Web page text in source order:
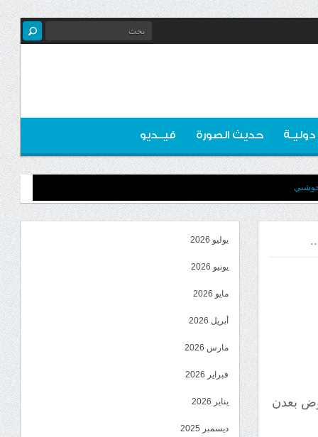
دوليـة حديث الصورة فيــديو
بعدن
يوليو 2026
يونيو 2026
مايو 2026
أبريل 2026
مارس 2026
فبراير 2026
يناير 2026
ديسمبر 2025